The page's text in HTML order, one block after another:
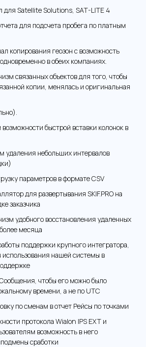
для Satellite Solutions, SAT-LITE 4
для подсчета пробега по платным
копирования геозон с возможность
в обеих компаниях.
связанных объектов для того, чтобы
копии, менялась и оригинальная
быстрой вставки колонок в
удаления небольших интервалов
параметров в формате CSV
для развертывания SKIF.PRO на
заказчика
удобного восстановления удаленных
месяца
поддержки крупного интегратора,
нашей системы в
чтобы его можно было
времени, а не по UTC
по сменам в отчет Рейсы по точками
протокола Wialon IPS EXT и
возможность в него
сработки